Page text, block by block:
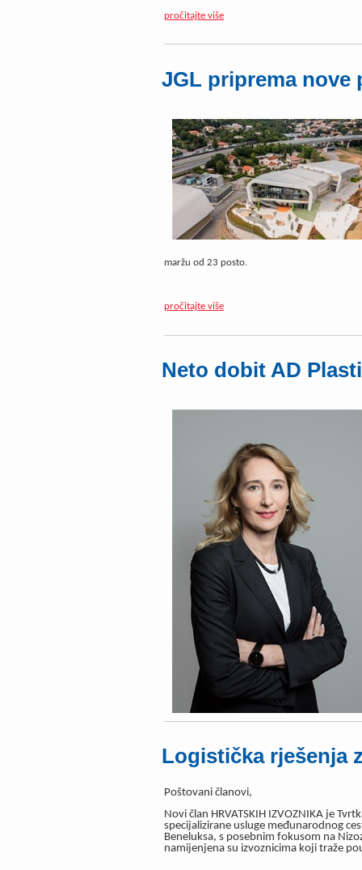
pročitajte više
JGL priprema nove
maržu od 23 posto.
pročitajte više
Neto dobit AD
Logistička rješenja
Poštovani članovi,
Novi član HRVATSKIH IZVOZNIKA je
specijalizirane usluge međunarodnog
Beneluksa, s posebnim fokusom na
namijenjena su izvoznicima koji traže